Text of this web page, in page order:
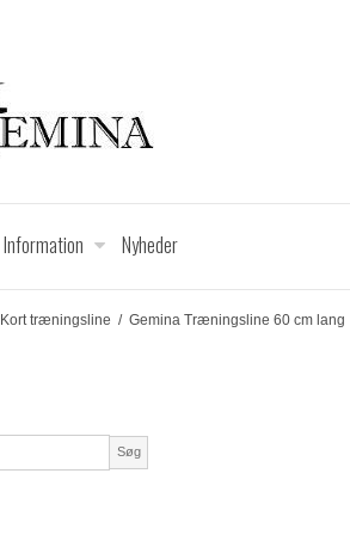
Information Nyheder
Kort træningsline / Gemina Træningsline 60 cm lang
Søg